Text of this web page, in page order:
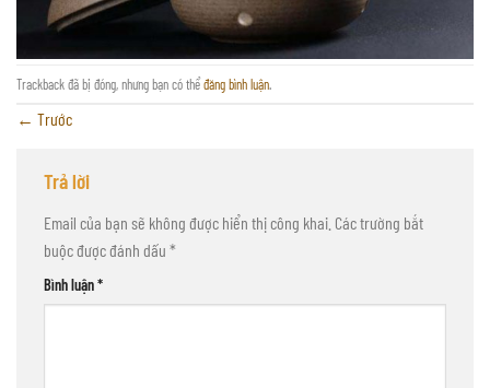
Trackback đã bị đóng, nhưng bạn có thểđăng bình luận.
← Trước
Trả lời
Email của bạn sẽ không được hiển thị công khai. Các trường bắt
buộc được đánh dấu *
Bình luận*